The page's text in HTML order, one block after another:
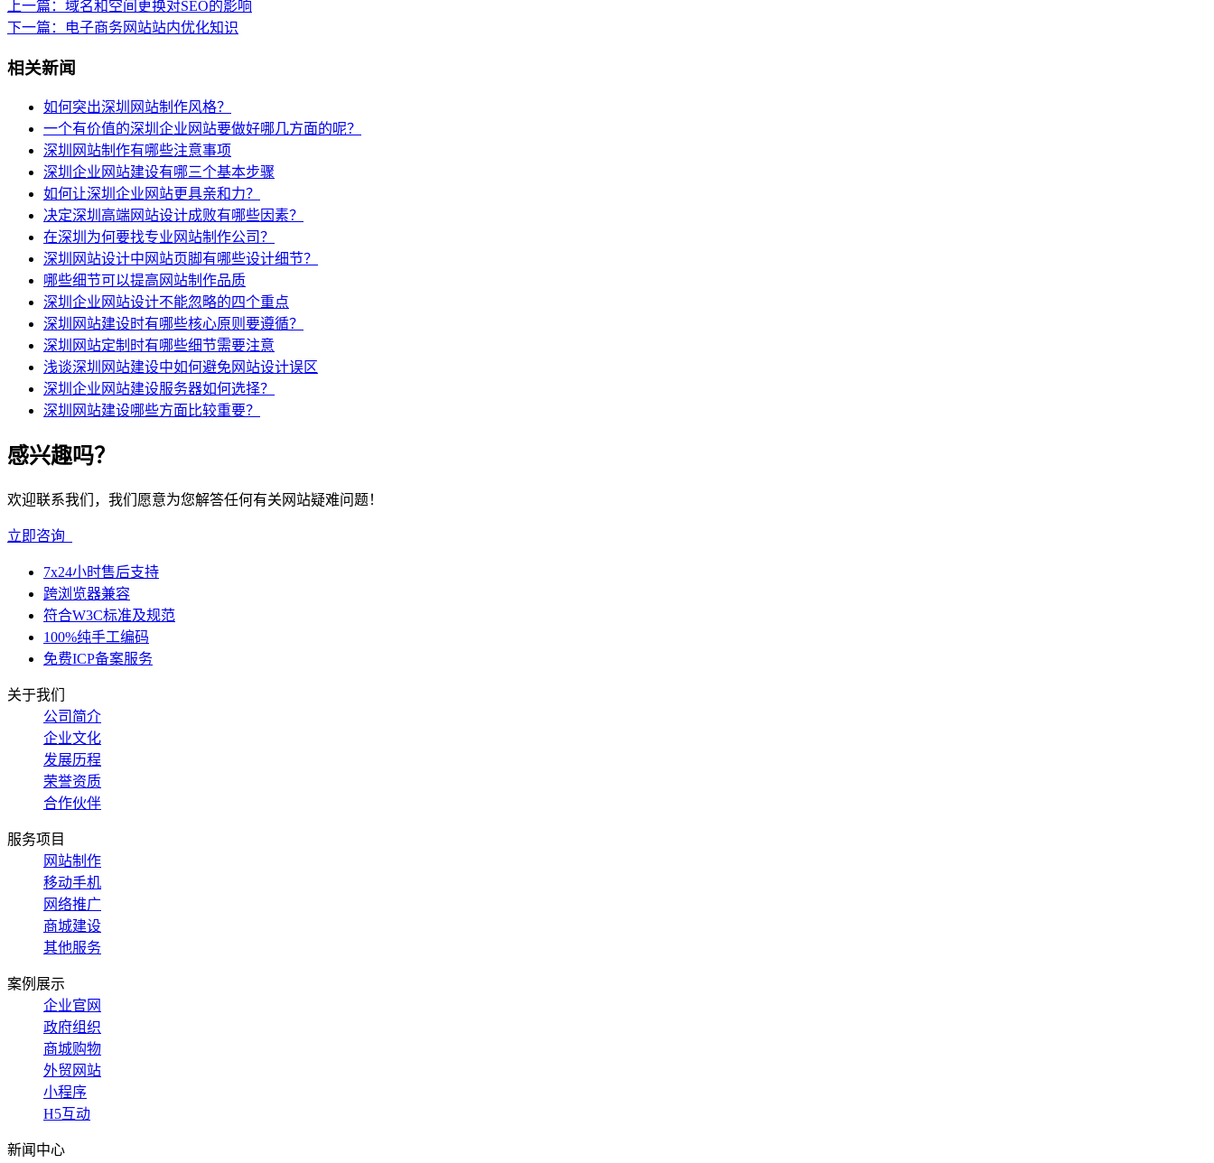
上一篇： 域名和空间更换对SEO的影响
下一篇：
电子商务网站站内优化知识
相关新闻
如何突出深圳网站制作风格？
一个有价值的深圳企业网站要做好哪几方面的呢？
深圳网站制作有哪些注意事项
深圳企业网站建设有哪三个基本步骤
如何让深圳企业网站更具亲和力？
决定深圳高端网站设计成败有哪些因素？
在深圳为何要找专业网站制作公司？
深圳网站设计中网站页脚有哪些设计细节？
哪些细节可以提高网站制作品质
深圳企业网站设计不能忽略的四个重点
深圳网站建设时有哪些核心原则要遵循？
深圳网站定制时有哪些细节需要注意
浅谈深圳网站建设中如何避免网站设计误区
深圳企业网站建设服务器如何选择？
深圳网站建设哪些方面比较重要？
感兴趣吗？
欢迎联系我们，我们愿意为您解答任何有关网站疑难问题！
立即咨询
7x24小时售后支持
跨浏览器兼容
符合W3C标准及规范
100%纯手工编码
免费ICP备案服务
关于我们
公司简介
企业文化
发展历程
荣誉资质
合作伙伴
服务项目
网站制作
移动手机
网络推广
商城建设
其他服务
案例展示
企业官网
政府组织
商城购物
外贸网站
小程序
H5互动
新闻中心